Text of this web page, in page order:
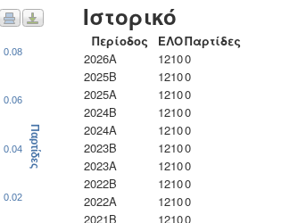
0.02
0.04
0.06
0.08
Παρτίδες
Ιστορικό
Περίοδος ΕΛΟΠαρτίδες
2026A
12100
2025B
12100
2025A
12100
2024B
12100
2024A
12100
2023B
12100
2023Α
12100
2022B
12100
2022A
12100
2021B
12100